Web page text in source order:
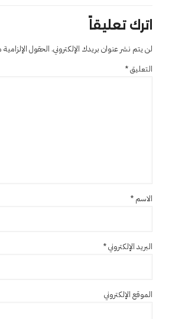
اترك تعليقاً
لن يتم نشر عنوان بريدك الإلكتروني. الحقول الإلزامية
التعليق*
الاسم *
البريد الإلكتروني*
الموقع الإلكتروني